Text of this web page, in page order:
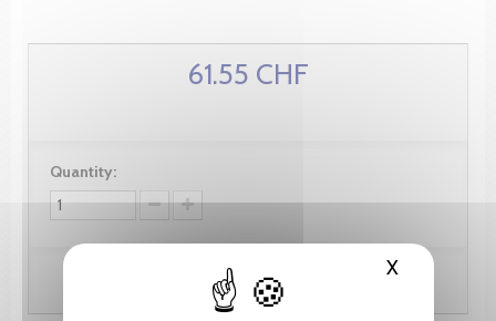
XHide
61.55 CHF
Quantity:
Add to cart